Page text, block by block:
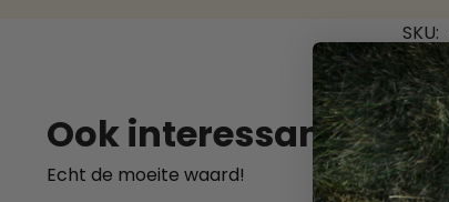
SKU:
Ook interessant
Echt de moeite waard!